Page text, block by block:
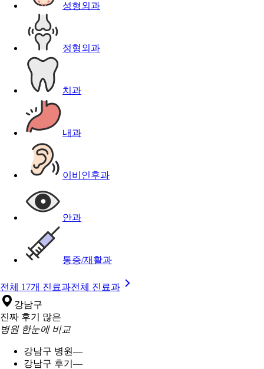
성형외과
정형외과
치과
내과
이비인후과
안과
통증/재활과
전체 17개 진료과전체 진료과
강남구
진짜 후기 많은
병원 한눈에 비교
강남구 병원—
강남구 후기 —